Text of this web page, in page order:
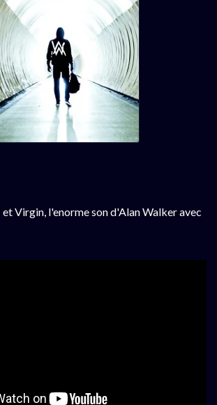
et Virgin, l'enorme son d'Alan Walker avec